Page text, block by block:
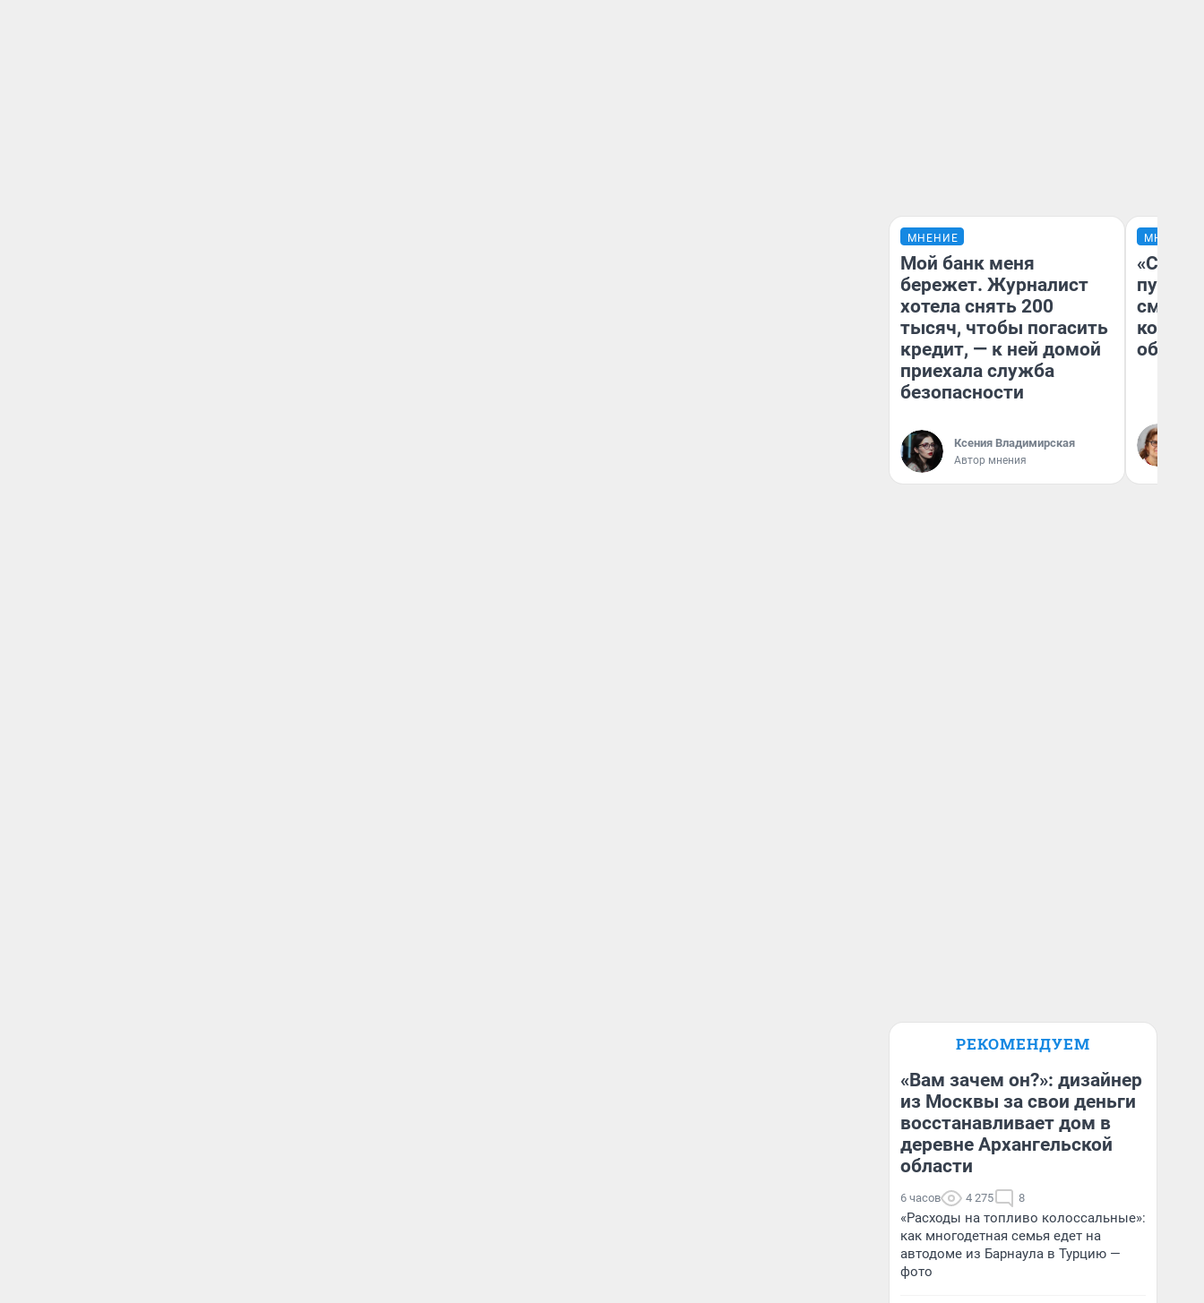
МНЕНИЕ
Мой банк меня
бережет. Журналист
хотела снять 200
тысяч, чтобы погасить
кредит, — к ней домой
приехала служба
безопасности
Ксения Владимирская
Автор мнения
МНЕНИЕ
РЕКОМЕНДУЕМ
«Вам зачем он?»: дизайнер
из Москвы за свои деньги
восстанавливает дом в
деревне Архангельской
области
6 часов 4 275 8
«Расходы на топливо колоссальные»:
как многодетная семья едет на
автодоме из Барнаула в Турцию —
фото